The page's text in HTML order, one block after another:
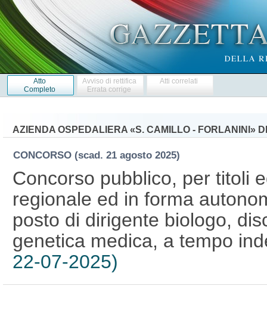
Atto
Completo
Avviso di rettifica
Errata corrige
Atti correlati
AZIENDA OSPEDALIERA «S. CAMILLO - FORLANINI»
CONCORSO (scad. 21 agosto 2025)
Concorso pubblico, per titoli
regionale ed in forma
posto di dirigente biologo,
genetica medica, a tempo
22-07-2025)